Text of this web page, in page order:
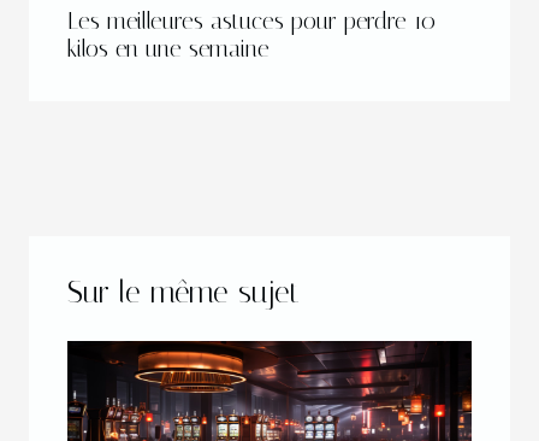
Les meilleures astuces pour perdre 10
kilos en une semaine
Sur le même sujet